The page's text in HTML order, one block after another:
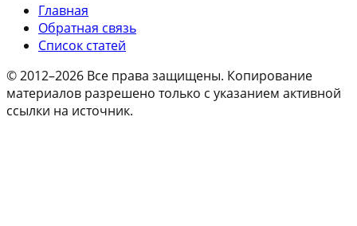
Главная
Обратная связь
Список статей
© 2012–2026 Все права защищены. Копирование
материалов разрешено только с указанием активной
ссылки на источник.